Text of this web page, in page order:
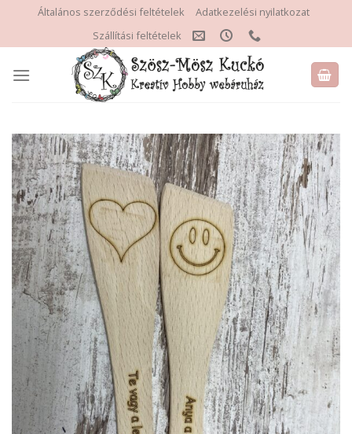
content
Általános szerződési feltételek
Adatkezelési nyilatkozat
Szállítási feltételek